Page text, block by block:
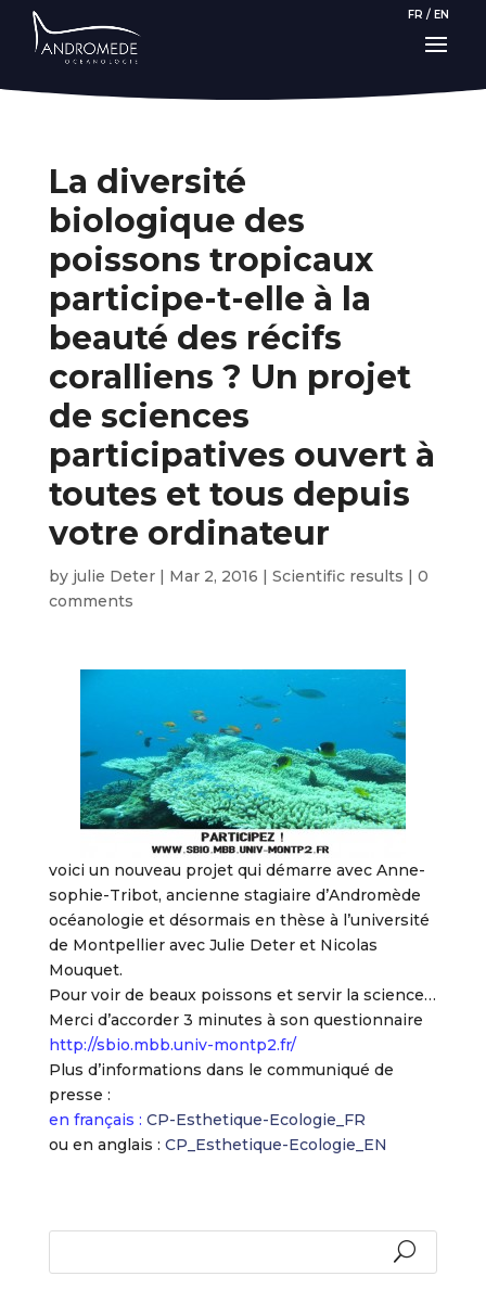
FR / EN
La diversité
biologique des
poissons tropicaux
participe-t-elle à la
beauté des récifs
coralliens ? Un projet
de sciences
participatives ouvert à
toutes et tous depuis
votre ordinateur
by julie Deter| Mar 2, 2016 | Scientific results | 0
comments
voici un nouveau projet qui démarre avec Anne-
sophie-Tribot, ancienne stagiaire d’Andromède
océanologie et désormais en thèse à l’université
de Montpellier avec Julie Deter et Nicolas
Mouquet.
Pour voir de beaux poissons et servir la science…
Merci d’accorder 3 minutes à son questionnaire
http://sbio.mbb.univ-montp2.fr/
Plus d’informations dans le communiqué de
presse :
en français : CP-Esthetique-Ecologie_FR
ou en anglais : CP_Esthetique-Ecologie_EN